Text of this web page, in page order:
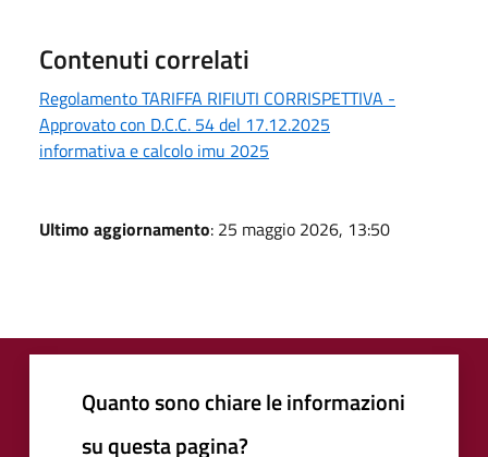
Contenuti correlati
Regolamento TARIFFA RIFIUTI CORRISPETTIVA -
Approvato con D.C.C. 54 del 17.12.2025
informativa e calcolo imu 2025
Ultimo aggiornamento: 25 maggio 2026, 13:50
Quanto sono chiare le informazioni
su questa pagina?